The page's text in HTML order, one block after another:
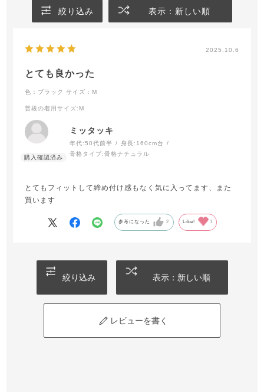
絞り込み 表示：新しい順
2025.10.6
とても良かった
色：ブラック サイズ：M
普段の着用サイズ:M
ミッタッキ
年代:50代前半 身長: 160cm台
骨格タイプ:骨格ナチュラル
とてもフィットして締め付け感もなく気に入ってます、また
買います
参考になった 2 Like! 1
絞り込み 表示：新しい順
レビューを書く